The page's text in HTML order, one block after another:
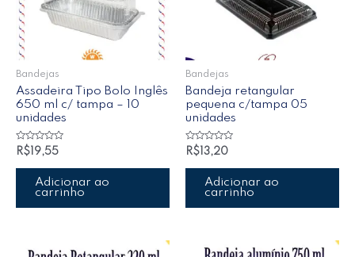
Bandejas
Assadeira Tipo Bolo Inglês
650 ml c/ tampa – 10
unidades
Avaliação
0
de
R$ 19,55
Adicionar ao
carrinho
Bandejas
Bandeja retangular
pequena c/tampa 05
unidades
Avaliação
0
de
R$ 13,20
Adicionar ao
carrinho